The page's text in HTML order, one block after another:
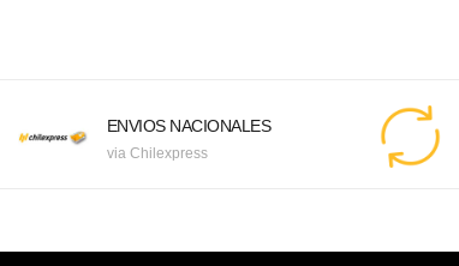
ENVIOS NACIONALES
via Chilexpress